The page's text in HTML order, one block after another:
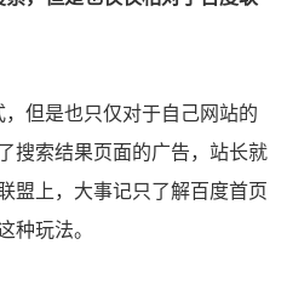
但是也只仅对于自己网站的
搜索结果页面的广告，站长就
盟上，大事记只了解百度首页
种玩法。